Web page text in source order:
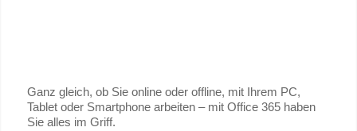
Ganz gleich, ob Sie online oder offline, mit Ihrem PC,
Tablet oder Smartphone arbeiten – mit Office 365 haben
Sie alles im Griff.